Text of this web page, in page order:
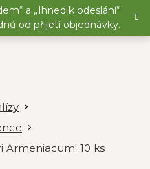
a „Ihned k odeslání“
od přijetí objednávky.
Armeniacum' 10 ks